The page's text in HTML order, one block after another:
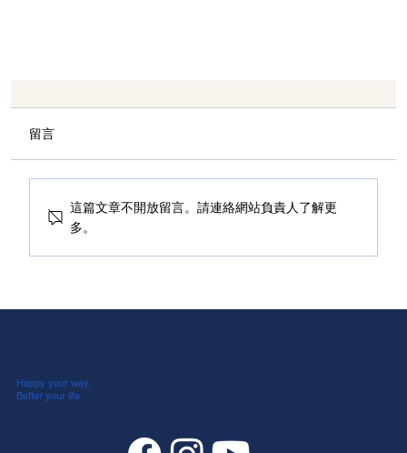
為什麼要做乾濕分離？4大優點一次告訴你
留言
這篇文章不開放留言。請連絡網站負責人了解更
多。
Happy your way,
Better your life